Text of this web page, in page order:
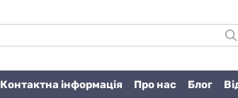
Контактна інформація Про нас Блог